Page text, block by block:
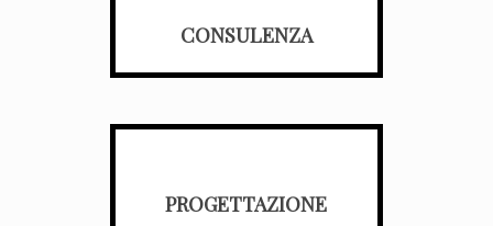
CONSULENZA
PROGETTAZIONE